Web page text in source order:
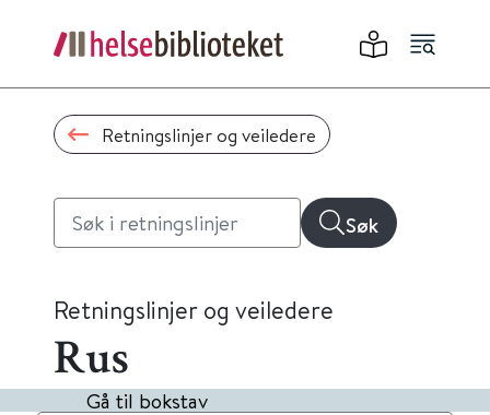
Retningslinjer og veiledere
Søk
Retningslinjer og veiledere
Rus
Gå til bokstav